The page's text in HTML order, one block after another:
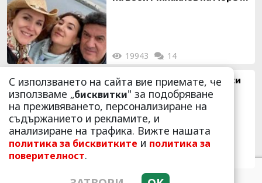
19943 14
Андреа призна за новата си
любов – руснака Игор:
Влюбена съм!
С използването на сайта вие приемате, че
използваме „бисквитки" за подобряване
на преживяването, персонализиране на
съдържанието и рекламите, и
анализиране на трафика. Вижте нашата
политика за бисквитките и политика за
поверителност.